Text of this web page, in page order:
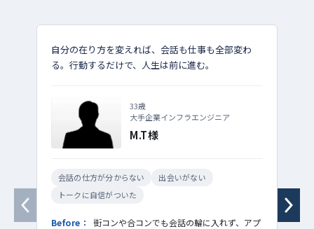
自分の在り方を変えれば、会話も仕事も全部変わ
る。行動するだけで、人生は前に進む。
33歳
大手企業インフラエンジニア
M.T様
会話の仕方が分からない
出会いがない
トークに自信がついた
Before：
街コンや合コンでも会話の輪に入れず、アプ